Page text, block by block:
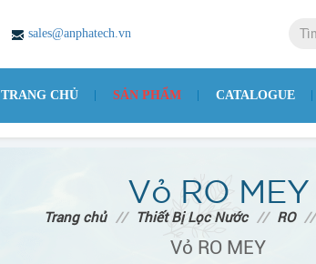
sales@anphatech.vn
TRANG CHỦ SẢN PHẨM CATALOGUE
Vỏ RO MEY
Trang chủ // Thiết Bị Lọc Nước // RO //
Vỏ RO MEY